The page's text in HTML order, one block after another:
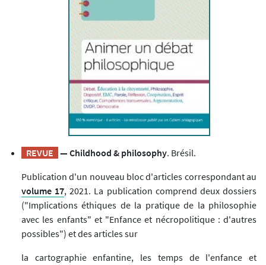
REVUE — Childhood & philosophy. Brésil.
Publication d'un nouveau bloc d'articles correspondant au
volume 17, 2021. La publication comprend deux dossiers
("Implications éthiques de la pratique de la philosophie
avec les enfants" et "Enfance et nécropolitique : d'autres
possibles") et des articles sur
la cartographie enfantine, les temps de l'enfance et